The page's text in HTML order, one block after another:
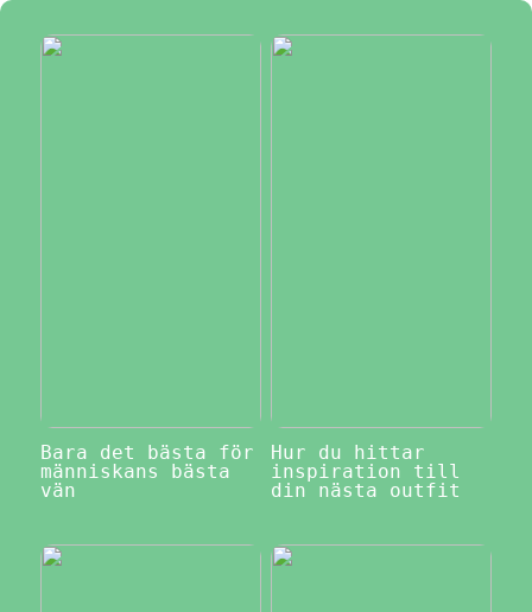
Bara det bästa för
människans bästa
vän
Hur du hittar
inspiration till
din nästa outfit